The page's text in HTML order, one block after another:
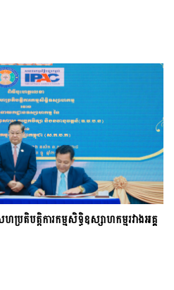
បត្តិការកម្មសិទ្ធិឧស្សាហកម្មរវាងអគ្គ